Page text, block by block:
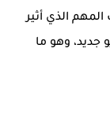
الذي أثير
جديد، وهو ما